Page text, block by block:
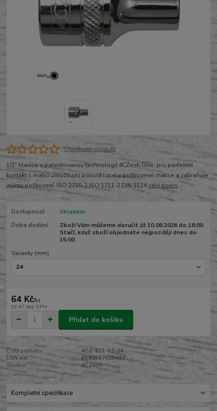
Ohodnotit produkt
1/2" hlavice s patentovanou technologií 4CZech One, pro perfektní
kontakt s maticí umožňující povolit i zcela poškozené matice a zabraňuje
jejímu poškození. ISO 2725-2 ISO 1711-2 DIN 3124 celý popis
Dostupnost
Skladem
Doba dodání
Zboží Vám můžeme doručit již 10.08.2026 do 18:00.
Stačí, když zboží objednáte nejpozději dnes do
15:00
Varianty (mm)
64 Kč/ks
53 Kč bez DPH
Přidat do košíku
Číslo produktu:
4CZ-121-02-24
EAN kód:
8592667036437
Výrobce:
4CZech
Kompletní specifikace